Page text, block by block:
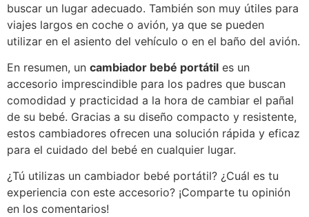
buscar un lugar adecuado. También son muy útiles para
viajes largos en coche o avión, ya que se pueden
utilizar en el asiento del vehículo o en el baño del avión.
En resumen, un cambiador bebé portátil es un
accesorio imprescindible para los padres que buscan
comodidad y practicidad a la hora de cambiar el pañal
de su bebé. Gracias a su diseño compacto y resistente,
estos cambiadores ofrecen una solución rápida y eficaz
para el cuidado del bebé en cualquier lugar.
¿Tú utilizas un cambiador bebé portátil? ¿Cuál es tu
experiencia con este accesorio? ¡Comparte tu opinión
en los comentarios!